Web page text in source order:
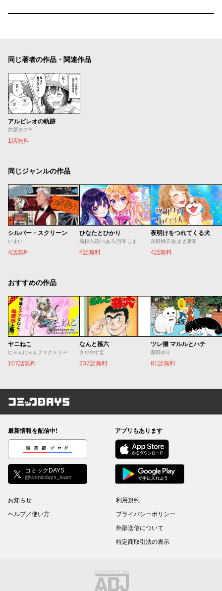
同じ著者の作品・関連作品
アルビレオの軌跡
井原タクヤ
1話無料
同じジャンルの作品
シルバー・スクリーン
いまい
4話無料
ひなたとひかり
高杉六花/べあろ/万冬しま
8話無料
夜明けをつれてくる犬
吉田桃子/あまぎ夏芽
4話無料
おすすめの作品
ヤニねこ
にゃんにゃんファクトリー
107話無料
なんと孫六
さだやす圭
232話無料
ツレ猫 マルルとハチ
園田ゆり
81話無料
コミックDAYS
最新情報を配信中!
編集部ブログ
コミックDAYS
@comicdays_team
アプリもあります
お知らせ
ヘルプ／使い方
利用規約
プライバシーポリシー
外部送信について
特定商取引法の表示